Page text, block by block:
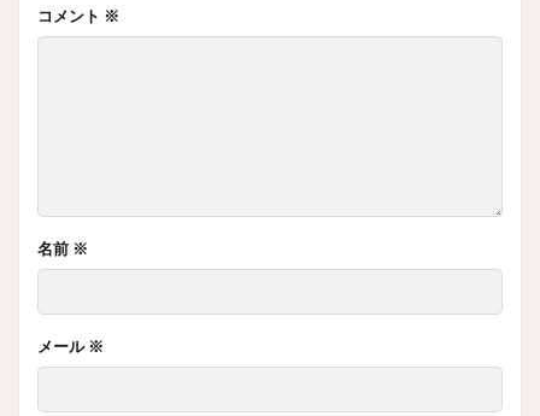
コメント ※
名前 ※
メール ※